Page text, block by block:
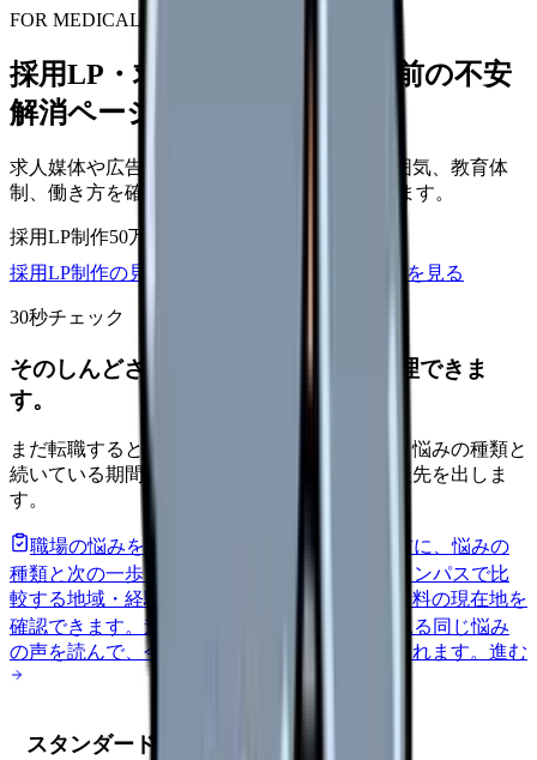
FOR MEDICAL PROVIDERS
採用LP・求人ページを、応募前の不安
解消ページにできます
求人媒体や広告から来た看護師が、職場の雰囲気、教育体
制、働き方を確認して応募できるLPを設計します。
採用LP制作50万円〜
採用LP制作の見積もりを依頼
サービス詳細を見る
30秒チェック
そのしんどさ、転職すべきサインか整理できま
す。
まだ転職すると決めていなくても大丈夫です。悩みの種類と
続いている期間から、次に見るべき記事と相談先を出しま
す。
職場の悩みを30秒で診断
辞めるべきか迷う前に、悩みの
種類と次の一歩を整理します。
給料コンパスで比
較する地域・経験年数・施設形態から、今の給料の現在地を
確認できます。 進む 匿名掲示板で本音を見る 同じ悩み
の声を読んで、今の職場だけの問題か確かめられます。 進む
スタンダード構成モデル (3分型)